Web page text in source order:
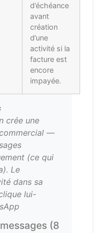
d’échéance
avant
création
d’une
activité si la
facture est
encore
impayée.
crée une
—
(ce qui
Le
dans sa
lui-
(8